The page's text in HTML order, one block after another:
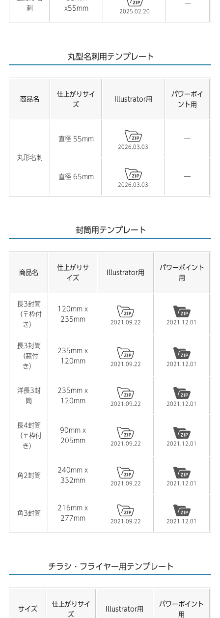
【名刺】欧米サイズ・小型サイズの箔押し加工用テンプレ
ートを公開しました。
【年賀状】2024年 辰年 年賀状の取り扱いが終了しまし
【年賀状】2024年 辰年 年賀状用テンプレートを公開しま
2023.09.06
【卓上カレンダー】2024年 卓上カレンダー用のテンプレ
2023.08.17
【卓上カレンダー】2023年 卓上カレンダーの取り扱いが
2023.05.17
【中綴じ小冊子】中綴じ小冊子用A5サイズテンプレートを
更新しました。
2023.05.10
2023.03.29
【オフセット名刺】オフセット名刺の取り扱いが終了しま
2022.12.26
【年賀状】2023年 卯年 年賀状の取り扱いが終了しまし
2022.10.12
2022.10.12
【卓上カレンダー】2023年 卓上カレンダー用のテンプレ
ートを公開しました。
ました。
2022.09.07
2022.03.23
2022.02.16
刺
x55mm
2025.02.20
―
丸型名刺用テンプレート
商品名
仕上がりサイ
ズ
Illustrator用
パワーポイ
ント用
丸形名刺
直径 55mm
2026.03.03
―
直径 65mm
2026.03.03
―
封筒用テンプレート
商品名
仕上がりサ
イズ
Illustrator用
パワーポイント
用
長3封筒
（〒枠付
き）
120mm x
235mm
2021.09.22 2021.12.01
長3封筒
（窓付
き）
235mm x
120mm
2021.09.22 2021.12.01
洋長3封
筒
235mm x
120mm
2021.09.22 2021.12.01
長4封筒
（〒枠付
き）
90mm x
205mm
2021.09.22 2021.12.01
角2封筒
240mm x
332mm
2021.09.22 2021.12.01
角3封筒
216mm x
277mm
2021.09.22 2021.12.01
チラシ・フライヤー用テンプレート
サイズ
仕上がりサイ
ズ
Illustrator用
パワーポイント
用